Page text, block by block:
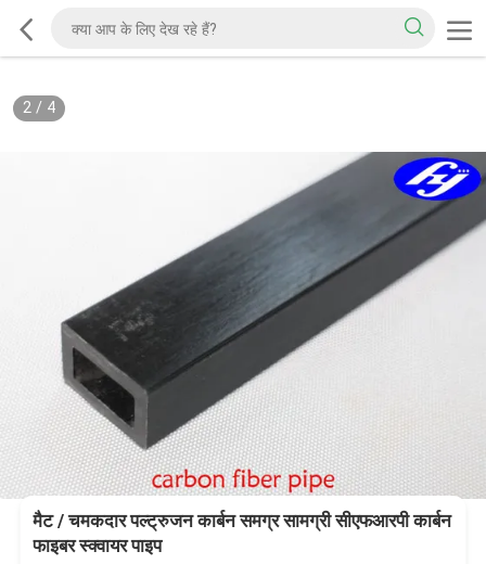
2/ 4
मैट / चमकदार पल्ट्रुजन कार्बन समग्र सामग्री सीएफआरपी कार्बन
फाइबर स्क्वायर पाइप